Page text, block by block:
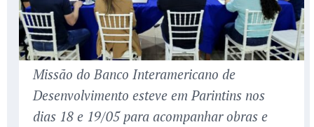
Missão do Banco Interamericano de
Desenvolvimento esteve em Parintins nos
dias 18 e 19/05 para acompanhar obras e